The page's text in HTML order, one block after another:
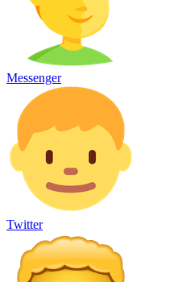
Messenger
Twitter